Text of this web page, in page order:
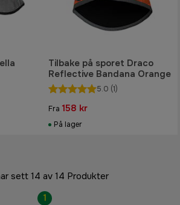
Tilbake på sporet Draco
Reflective Bandana Orange
5.0 (1)
Fra 158 kr
På lager
sett 14 av 14 Produkter
1